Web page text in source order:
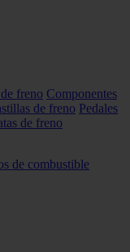
freno Componentes
de freno Pedales
de freno
de combustible